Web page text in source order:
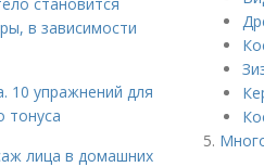
в зависимости
10 упражнений для
тонуса
лица в домашних